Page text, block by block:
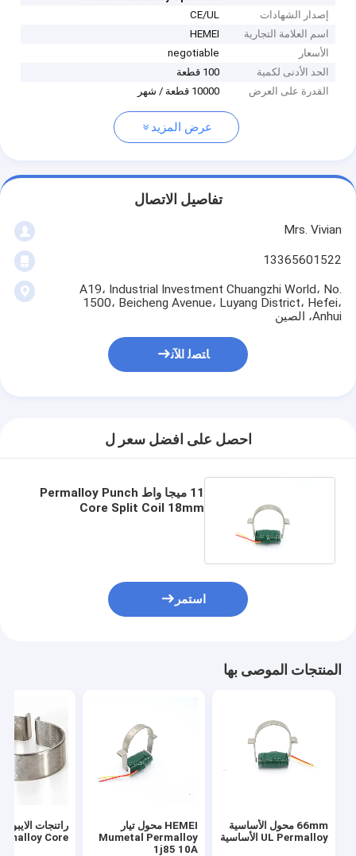
إصدار الشهادات
CE/UL
اسم العلامة التجارية
HEMEI
الأسعار
negotiable
الحد الأدنى لكمية
100 قطعة
القدرة على العرض
10000 قطعة / شهر
عرض المزيد
تفاصيل الاتصال
Mrs. Vivian
13365601522
A19، Industrial Investment Chuangzhi World، No.
1500، Beicheng Avenue، Luyang District، Hefei،
Anhui، الصين
ﺎﺘﺼﻟ ﺍﻶﻧ
احصل على افضل سعر ل
11 ميجا واط Permalloy Punch
Core Split Coil 18mm
استمر
المنتجات الموصى بها
66mm محول الأساسية
UL Permalloy الأساسية
HEMEI محول تيار
Mumetal Permalloy
1j85 10A
Core